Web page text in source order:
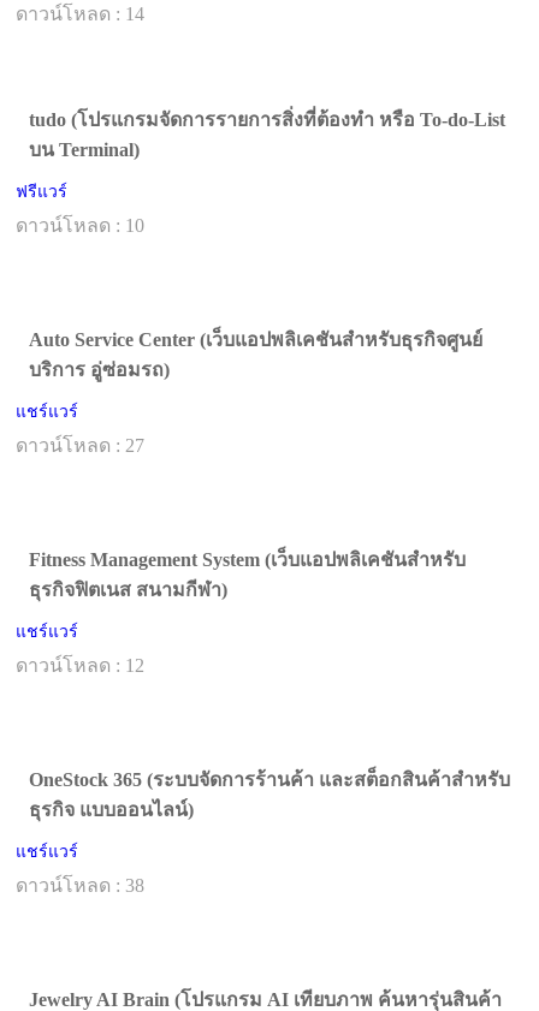
ดาวน์โหลด : 14
tudo (โปรแกรมจัดการรายการสิ่งที่ต้องทำ หรือ To-do-List
บน Terminal)
ฟรีแวร์
ดาวน์โหลด : 10
Auto Service Center (เว็บแอปพลิเคชันสำหรับธุรกิจศูนย์
บริการ อู่ซ่อมรถ)
แชร์แวร์
ดาวน์โหลด : 27
Fitness Management System (เว็บแอปพลิเคชันสำหรับ
ธุรกิจฟิตเนส สนามกีฬา)
แชร์แวร์
ดาวน์โหลด : 12
OneStock 365 (ระบบจัดการร้านค้า และสต็อกสินค้าสำหรับ
ธุรกิจ แบบออนไลน์)
แชร์แวร์
ดาวน์โหลด : 38
Jewelry AI Brain (โปรแกรม AI เทียบภาพ ค้นหารุ่นสินค้า